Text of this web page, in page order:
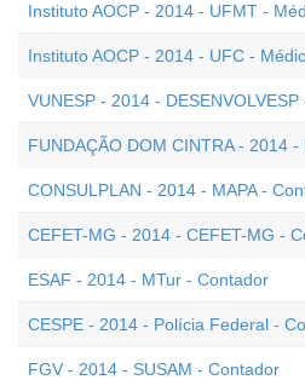
Instituto AOCP - 2014 - UFMT -
Instituto AOCP - 2014 - UFC -
VUNESP - 2014 -
FUNDAÇÃO DOM CINTRA - 2014
CONSULPLAN - 2014 - MAPA -
CEFET-MG - 2014 - CEFET-MG -
ESAF - 2014 - MTur - Contador
CESPE - 2014 - Polícia Federal -
FGV - 2014 - SUSAM - Contador